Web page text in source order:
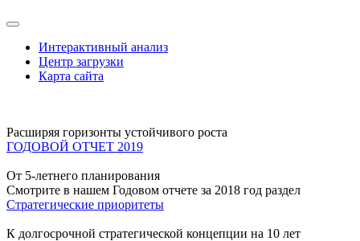
Интерактивный анализ
Центр загрузки
Карта сайта
Расширяя горизонты устойчивого роста
ГОДОВОЙ ОТЧЕТ 2019
От 5-летнего планирования
Смотрите в нашем Годовом отчете за 2018 год раздел
Стратегические приоритеты
К долгосрочной стратегической концепции на 10 лет